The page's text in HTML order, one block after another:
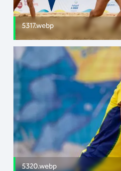
5317.webp
5320.webp